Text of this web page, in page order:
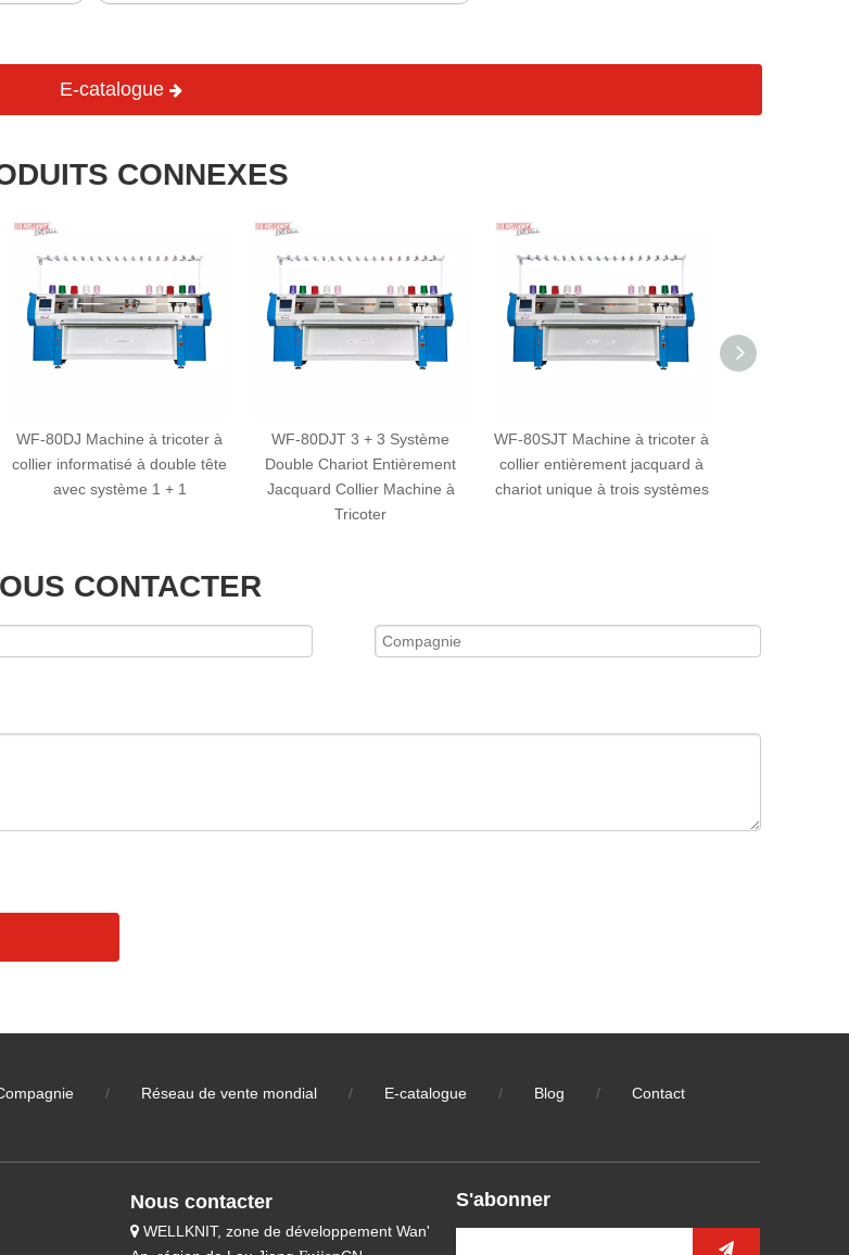
E-catalogue
CONNEXES
WF-80DJ Machine à tricoter à
collier informatisé à double tête
avec système 1 + 1
WF-80DJT 3 + 3 Système
Double Chariot Entièrement
Jacquard Collier Machine à
Tricoter
WF-80SJT Machine à tricoter à
collier entièrement jacquard à
chariot unique à trois systèmes
CONTACTER
/ Réseau de vente mondial / E-catalogue / Blog / Contact
Nous contacter
 WELLKNIT, zone de développement Wan'
S'abonner